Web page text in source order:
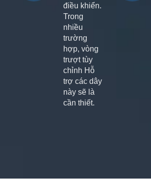
điều khiển.
Trong
nhiều
trường
hợp, vòng
trượt tùy
chỉnh Hỗ
trợ các dây
này sẽ là
cần thiết.